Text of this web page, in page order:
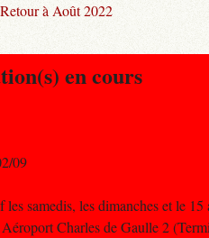
Retour à Août 2022
en cours
09
samedis, les dimanches et le 15
Charles de Gaulle 2